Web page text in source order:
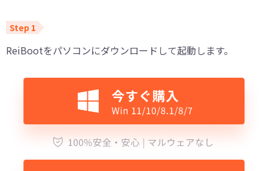
ReiBootをパソコンにダウンロードして起動します。